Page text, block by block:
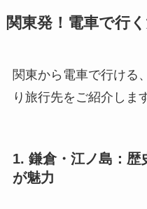
関東発！電車で行
関東から電車で行ける
り旅行先をご紹介しま
1. 鎌倉・江ノ島：歴
が魅力